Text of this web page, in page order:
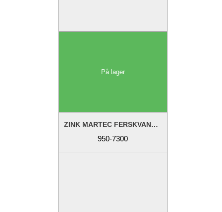
På lager
ZINK MARTEC FERSKVANDSKØL 19MM
950-7300